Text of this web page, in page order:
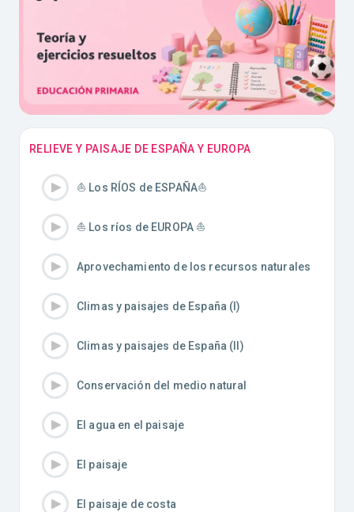
RELIEVE Y PAISAJE DE ESPAÑA Y EUROPA
⛵️ Los RÍOS de ESPAÑA⛵️
⛵️ Los ríos de EUROPA ⛵️
Aprovechamiento de los recursos naturales
Climas y paisajes de España (I)
Climas y paisajes de España (II)
Conservación del medio natural
El agua en el paisaje
El paisaje
El paisaje de costa